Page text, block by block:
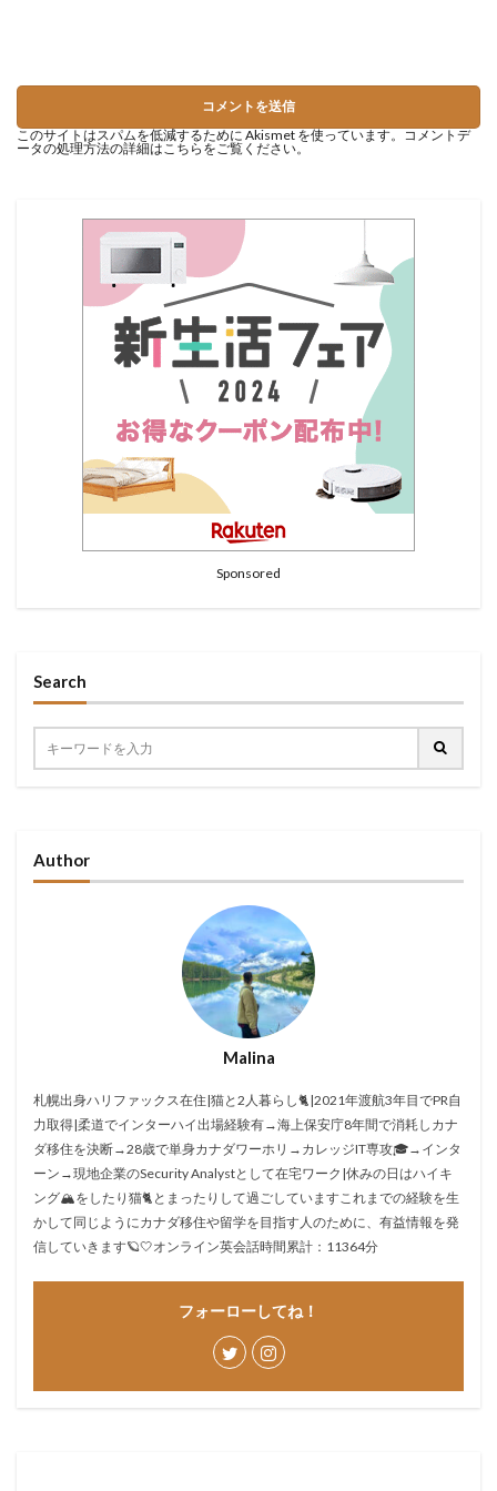
このサイトはスパムを低減するために Akismet を使っています。コメントデ
ータの処理方法の詳細はこちらをご覧ください。
Sponsored
Search
Author
Malina
札幌出身ハリファックス在住|猫と2人暮らし🐈|2021年渡航3年目でPR自
力取得|柔道でインターハイ出場経験有→海上保安庁8年間で消耗しカナ
ダ移住を決断→28歳で単身カナダワーホリ→カレッジIT専攻🎓→インタ
ーン→現地企業のSecurity Analystとして在宅ワーク|休みの日はハイキ
ング🏔をしたり猫🐈とまったりして過ごしていますこれまでの経験を生
かして同じようにカナダ移住や留学を目指す人のために、有益情報を発
信していきます🪐🤍オンライン英会話時間累計：11364分
フォーローしてね！